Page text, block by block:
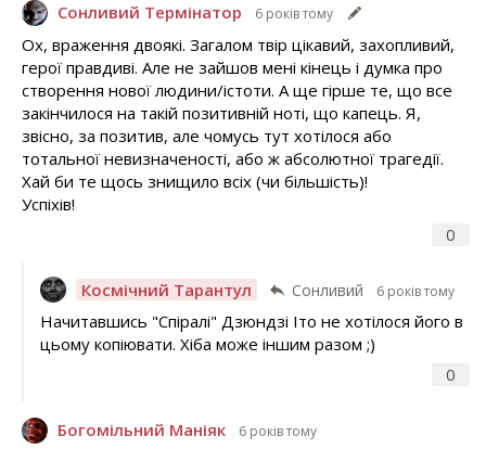
Сонливий Термінатор 6 років тому
0
Ох, враження двоякі. Загалом твір цікавий, захопливий,
герої правдиві. Але не зайшов мені кінець і думка про
створення нової людини/істоти. А ще гірше те, що все
закінчилося на такій позитивній ноті, що капець. Я,
звісно, за позитив, але чомусь тут хотілося або
тотальної невизначеності, або ж абсолютної трагедії.
Хай би те щось знищило всіх (чи більшість)!
Успіхів!
Космічний Тарантул Сонливий 6 років тому
0
Начитавшись "Спіралі" Дзюндзі Іто не хотілося його в
цьому копіювати. Хіба може іншим разом ;)
Богомільний Маніяк 6 років тому